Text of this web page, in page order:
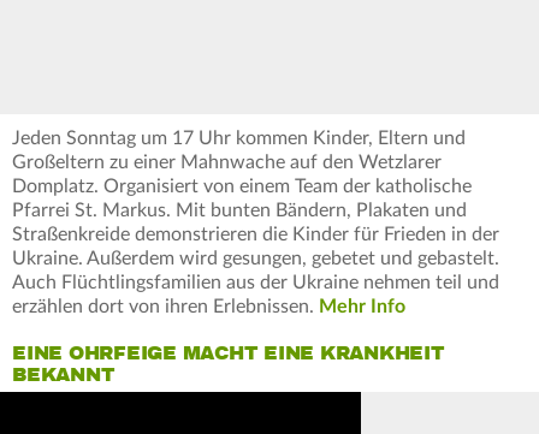
Jeden Sonntag um 17 Uhr kommen Kinder, Eltern und
Großeltern zu einer Mahnwache auf den Wetzlarer
Domplatz. Organisiert von einem Team der katholische
Pfarrei St. Markus. Mit bunten Bändern, Plakaten und
Straßenkreide demonstrieren die Kinder für Frieden in der
Ukraine. Außerdem wird gesungen, gebetet und gebastelt.
Auch Flüchtlingsfamilien aus der Ukraine nehmen teil und
erzählen dort von ihren Erlebnissen. Mehr Info
EINE OHRFEIGE MACHT EINE KRANKHEIT
BEKANNT